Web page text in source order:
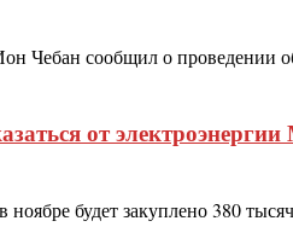
Чебан сообщил о проведении
от
ноябре будет закуплено 380